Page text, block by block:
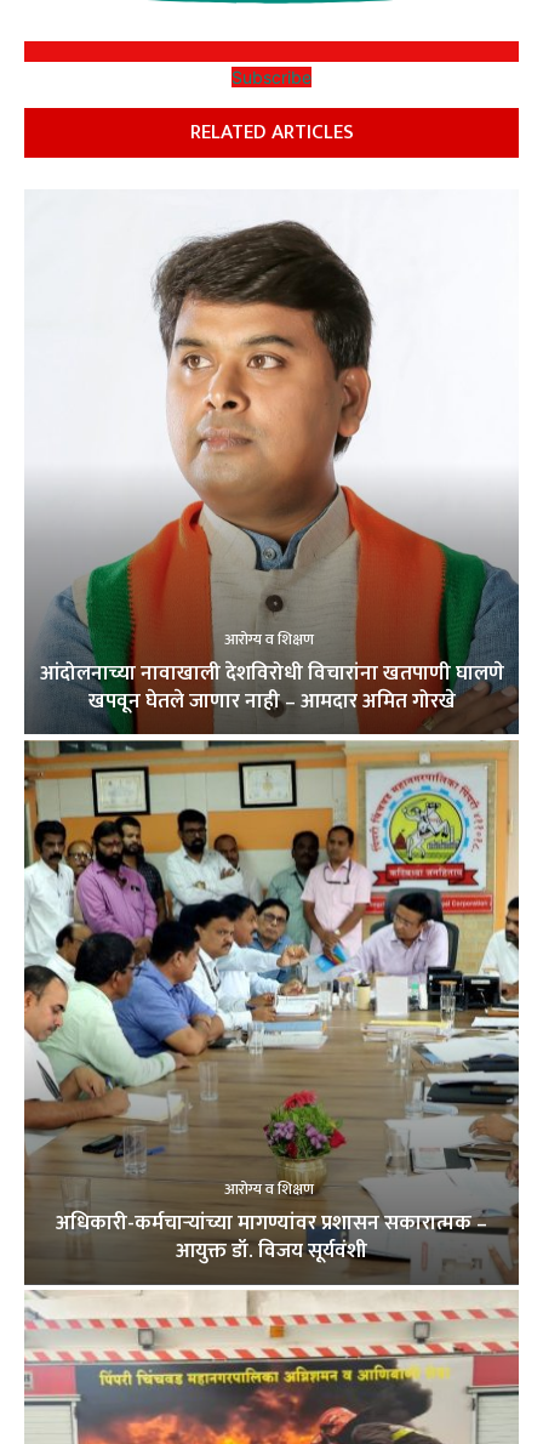
Subscribe
RELATED ARTICLES
आरोग्य व शिक्षण
आंदोलनाच्या नावाखाली देशविरोधी विचारांना खतपाणी घालणे
खपवून घेतले जाणार नाही – आमदार अमित गोरखे
आरोग्य व शिक्षण
अधिकारी-कर्मचाऱ्यांच्या मागण्यांवर प्रशासन सकारात्मक –
आयुक्त डॉ. विजय सूर्यवंशी